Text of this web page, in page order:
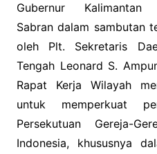
Gubernur
Sabran dalam sambutan
oleh Plt. Sekretaris
Tengah Leonard S.
Rapat Kerja Wilayah
untuk memperkuat
Persekutuan Gereja-
Indonesia, khususnya